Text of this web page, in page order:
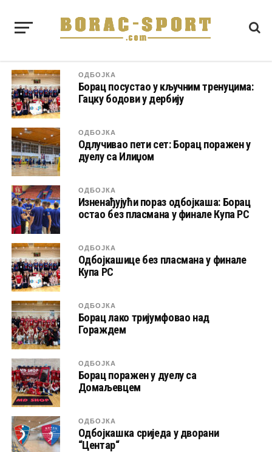
ОДБОЈКА
Борац посустао у кључним тренуцима:
Гацку бодови у дербију
ОДБОЈКА
Одлучивао пети сет: Борац поражен у
дуелу са Илиџом
ОДБОЈКА
Изненађујући пораз одбојкаша: Борац
остао без пласмана у финале Купа РС
ОДБОЈКА
Одбојкашице без пласмана у финале
Купа РС
ОДБОЈКА
Борац лако тријумфовао над
Гораждем
ОДБОЈКА
Борац поражен у дуелу са
Домаљевцем
ОДБОЈКА
Одбојкашка сриједа у дворани
“Центар“